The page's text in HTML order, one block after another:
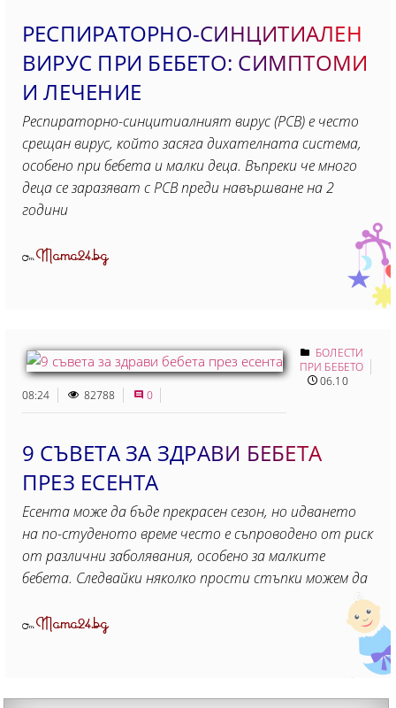
РЕСПИРАТОРНО-СИНЦИТИАЛЕН
ВИРУС ПРИ БЕБЕТО: СИМПТОМИ
И ЛЕЧЕНИЕ
Респираторно-синцитиалният вирус (РСВ) е често
срещан вирус, който засяга дихателната система,
особено при бебета и малки деца. Въпреки че много
деца се заразяват с РСВ преди навършване на 2
години
ОтMama24.bg
БОЛЕСТИ
ПРИ БЕБЕТО
06.10
08:24
82788 0
9 СЪВЕТА ЗА ЗДРАВИ БЕБЕТА
ПРЕЗ ЕСЕНТА
Есента може да бъде прекрасен сезон, но идването
на по-студеното време често е съпроводено от риск
от различни заболявания, особено за малките
бебета. Следвайки няколко прости стъпки можем да
ОтMama24.bg